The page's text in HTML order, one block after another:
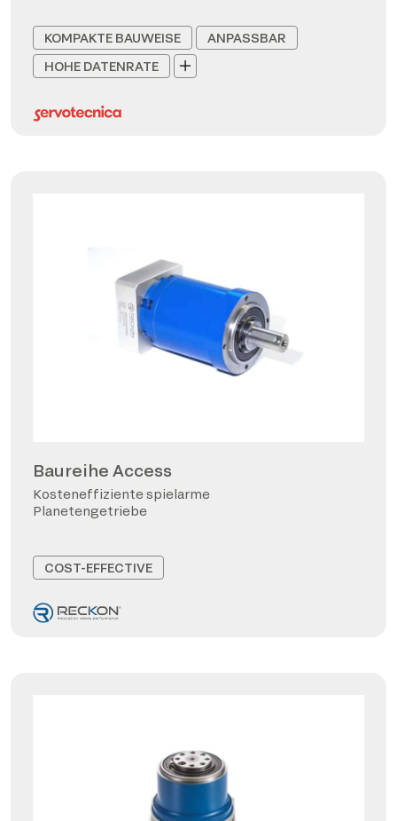
KOMPAKTE BAUWEISE
ANPASSBAR
HOHE DATENRATE
Baureihe Access
Kosteneffiziente spielarme
Planetengetriebe
COST-EFFECTIVE